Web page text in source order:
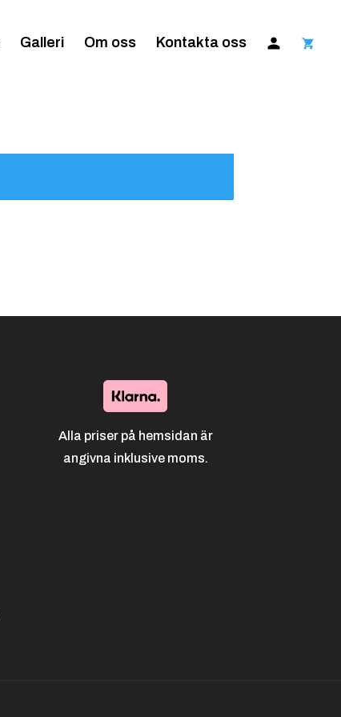
Galleri Om oss Kontakta oss
Alla priser på hemsidan är
angivna inklusive moms.